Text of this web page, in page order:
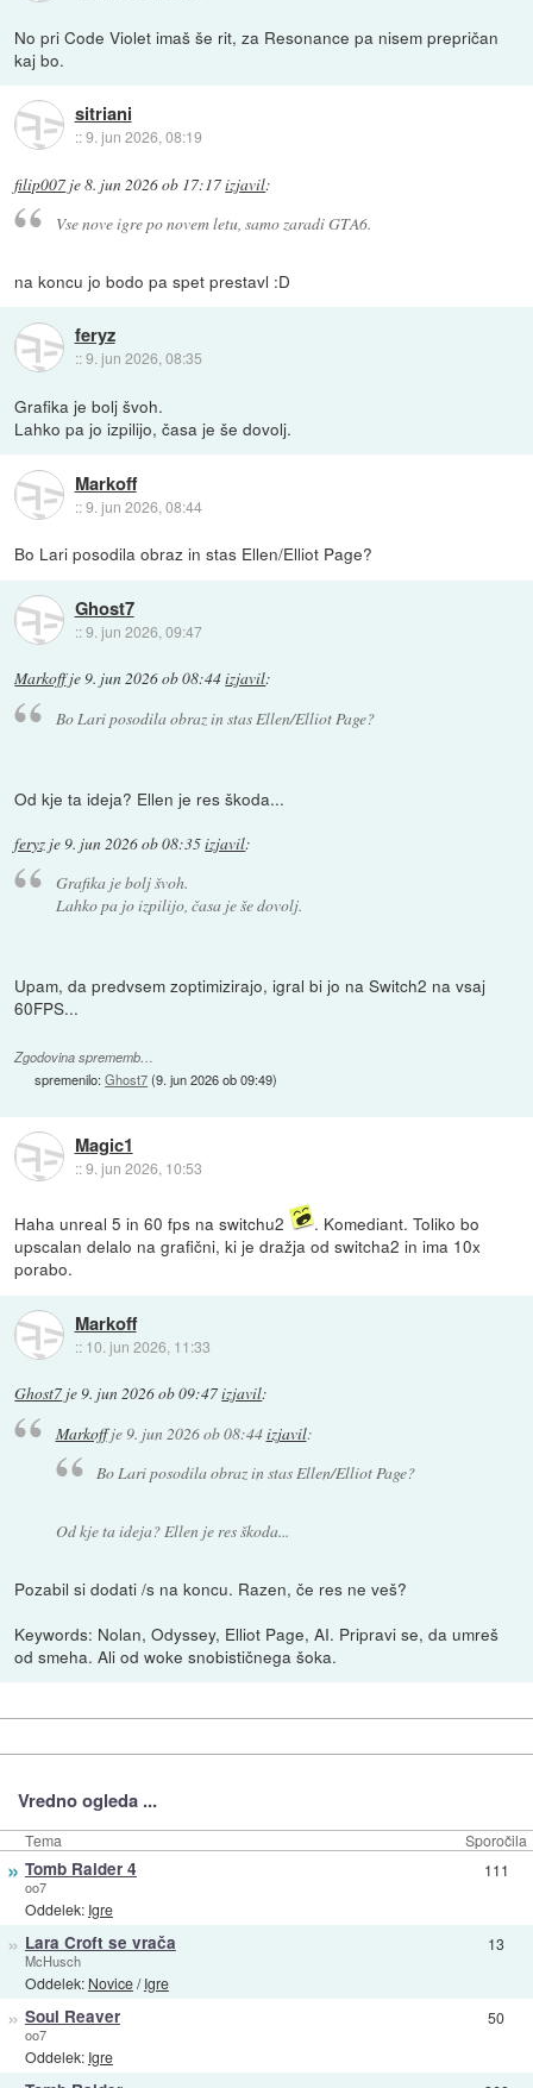
No pri Code Violet imaš še rit, za Resonance pa nisem prepričan
kaj bo.
sitriani
::9. jun 2026, 08:19
filip007 je8. jun 2026 ob 17:17izjavil:
Vse nove igre po novem letu, samo zaradi GTA6.
na koncu jo bodo pa spet prestavl :D
feryz
::9. jun 2026, 08:35
Grafika je bolj švoh.
Lahko pa jo izpilijo, časa je še dovolj.
Markoff
::9. jun 2026, 08:44
Bo Lari posodila obraz in stas Ellen/Elliot Page?
Ghost7
::9. jun 2026, 09:47
Markoffje9. jun 2026 ob 08:44izjavil:
Bo Lari posodila obraz in stas Ellen/Elliot Page?
Od kje ta ideja? Ellen je res škoda...
feryz je9. jun 2026 ob 08:35izjavil:
Grafika je bolj švoh.
Lahko pa jo izpilijo, časa je še dovolj.
Upam, da predvsem zoptimizirajo, igral bi jo na Switch2 na vsaj
60FPS...
Zgodovina sprememb…
spremenilo:Ghost7(9. jun 2026 ob 09:49)
Magic1
::9. jun 2026, 10:53
Haha unreal 5 in 60 fps na switchu2
. Komediant. Toliko bo
upscalan delalo na grafični, ki je dražja od switcha2 in ima 10x
porabo.
Markoff
:: 10. jun 2026, 11:33
Ghost7 je9. jun 2026 ob 09:47izjavil:
Markoffje9. jun 2026 ob 08:44izjavil:
Bo Lari posodila obraz in stas Ellen/Elliot Page?
Od kje ta ideja? Ellen je res škoda...
Pozabil si dodati /s na koncu. Razen, če res ne veš?
Keywords: Nolan, Odyssey, Elliot Page, AI. Pripravi se, da umreš
od smeha. Ali od woke snobističnega šoka.
Vredno ogleda ...
Tema Sporočila
» Tomb Raider 4
oo7
Oddelek: Igre
111
» Lara Croft se vrača
McHusch
Oddelek: Novice/Igre
13
» Soul Reaver
oo7
Oddelek: Igre
50